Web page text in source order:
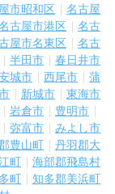
市昭和区
名古屋
古屋市港区
名古
屋市名東区
名古
半田市
春日井市
城市 西尾市
蒲
新城市
東海市
岩倉市
豊明市
弥富市
みよし市
豊山町
丹羽郡大
町
海部郡飛島村
町
知多郡美浜町